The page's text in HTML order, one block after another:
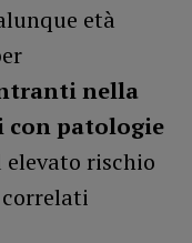
età
nella
con patologie
elevato rischio